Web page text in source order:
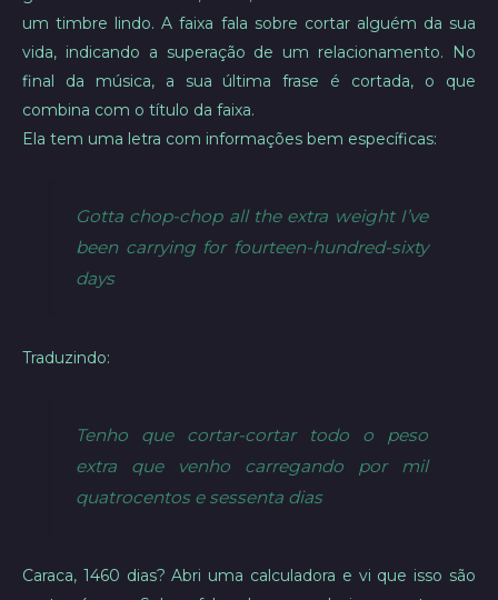
um timbre lindo. A faixa fala sobre cortar alguém da sua
vida, indicando a superação de um relacionamento. No
final da música, a sua última frase é cortada, o que
combina com o título da faixa.
Ela tem uma letra com informações bem específicas:
Gotta chop-chop all the extra weight I’ve
been carrying for fourteen-hundred-sixty
days
Traduzindo:
Tenho que cortar-cortar todo o peso
extra que venho carregando por mil
quatrocentos e sessenta dias
Caraca, 1460 dias? Abri uma calculadora e vi que isso são